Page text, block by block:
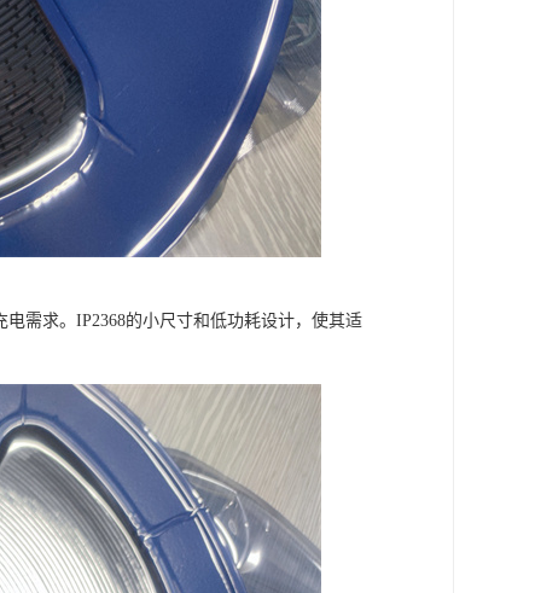
需求。IP2368的小尺寸和低功耗设计，使其适